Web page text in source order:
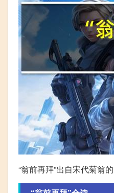
“翁前再拜”出自宋代菊翁